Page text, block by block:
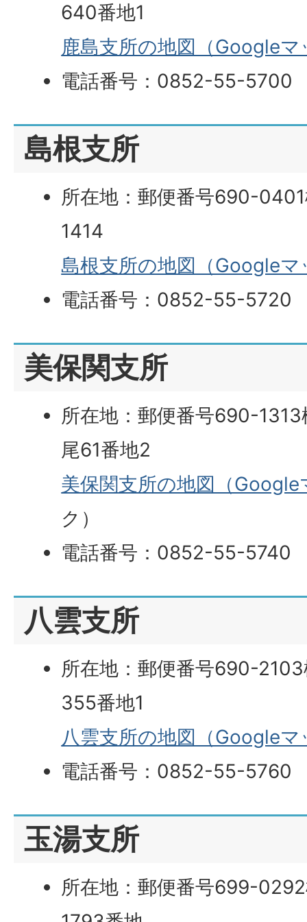
640番地1
鹿島支所の地図（Googleマ
電話番号：0852-55-5700
島根支所
所在地：郵便番号690-
1414
島根支所の地図（Googleマ
電話番号：0852-55-5720
美保関支所
所在地：郵便番号690-
尾61番地2
美保関支所の地図（Google
ク）
電話番号：0852-55-5740
八雲支所
所在地：郵便番号690-
355番地1
八雲支所の地図（Googleマ
電話番号：0852-55-5760
玉湯支所
所在地：郵便番号699-